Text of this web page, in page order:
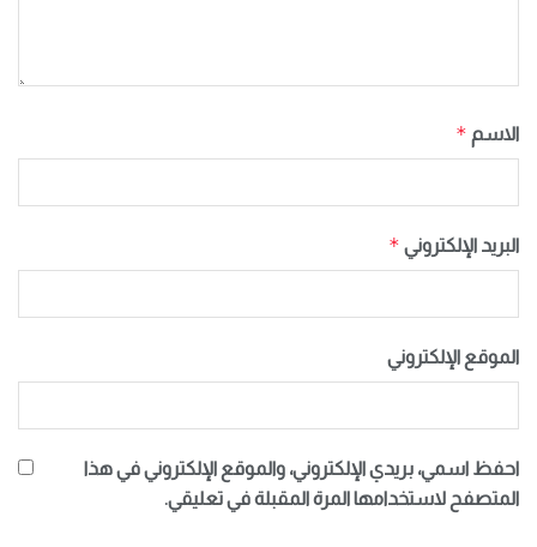
الاسم *
البريد الإلكتروني *
الموقع الإلكتروني
احفظ اسمي، بريدي الإلكتروني، والموقع الإلكتروني في هذا
المتصفح لاستخدامها المرة المقبلة في تعليقي.